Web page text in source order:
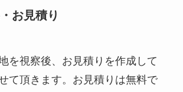
お見積り
を視察後、お見積りを作成して
て頂きます。お見積りは無料で